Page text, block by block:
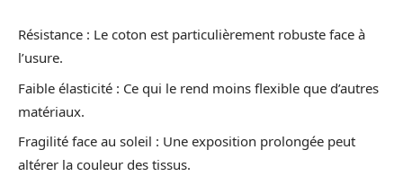
Résistance : Le coton est particulièrement robuste face à
l’usure.
Faible élasticité : Ce qui le rend moins flexible que d’autres
matériaux.
Fragilité face au soleil : Une exposition prolongée peut
altérer la couleur des tissus.